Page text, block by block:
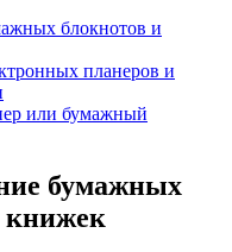
блокнотов и
планеров и
или бумажный
бумажных
книжек